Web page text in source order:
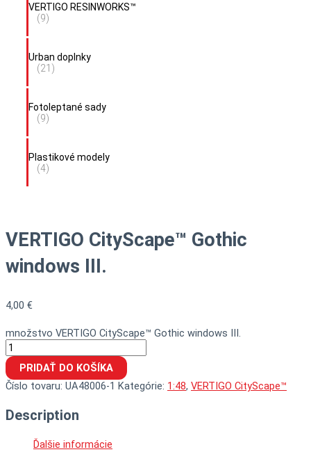
VERTIGO RESINWORKS™
(9)
Urban doplnky
(21)
Fotoleptané sady
(9)
Plastikové modely
(4)
VERTIGO CityScape™ Gothic
windows III.
4,00 €
množstvo VERTIGO CityScape™ Gothic windows III.
PRIDAŤ DO KOŠÍKA
Číslo tovaru: UA48006-1 Kategórie: 1:48, VERTIGO CityScape™
Description
Ďalšie informácie